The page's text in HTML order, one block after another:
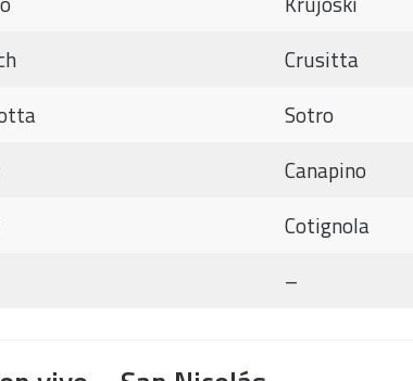
Crusitta
Sotro
Canapino
Cotignola
–